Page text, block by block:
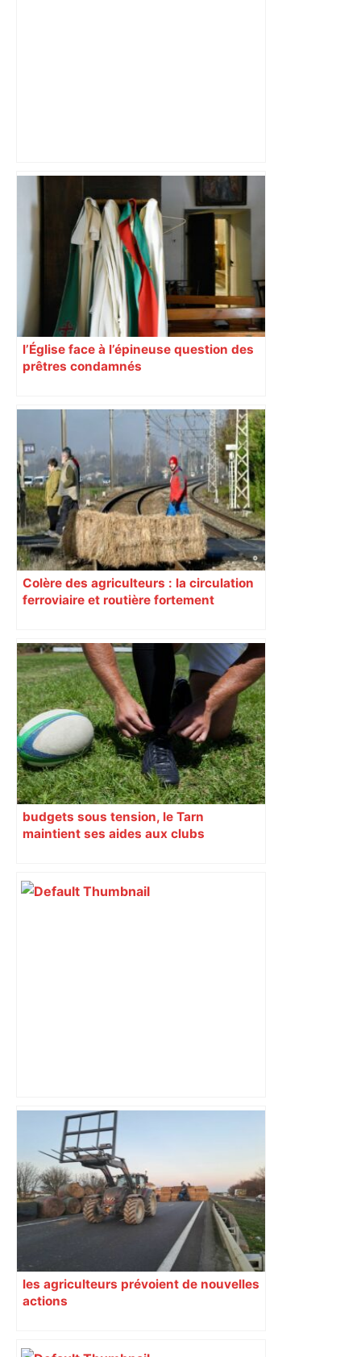
Sortie de route près de Toulouse :
évacué dans un état critique,
l’automobiliste de 20 ans est mort –
ladepeche.fr
l’Église face à l’épineuse question des
prêtres condamnés
Colère des agriculteurs : la circulation
ferroviaire et routière fortement
budgets sous tension, le Tarn
maintient ses aides aux clubs
Drame sur la rocade de Toulouse : un
mort et la circulation paralysée –
France 3 Régions
les agriculteurs prévoient de nouvelles
actions